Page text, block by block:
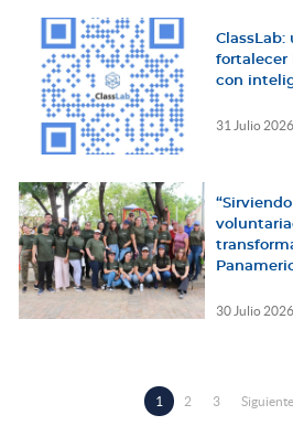
fortalecer
con
31 Julio 2026
30 Julio 2026
Paginación
Página
actual
1 Page
2 Page
3
Siguiente
Siguiente